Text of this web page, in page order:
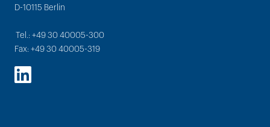
D-10115 Berlin
Tel.: +49 30 40005-300
Fax: +49 30 40005-319
LinkedIn